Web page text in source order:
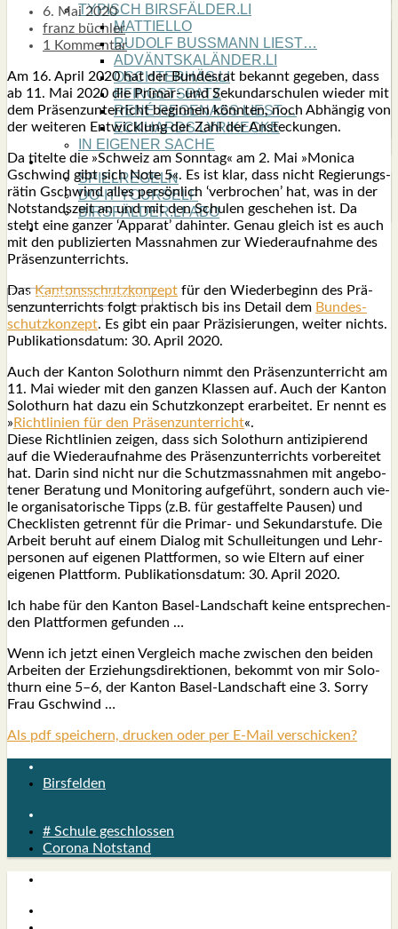
TYPISCH BIRSFÄLDER.LI
MATTIELLO
RUDOLF BUSS­MANN LIEST…
ADVÄNTSKALÄNDER.LI
OSCHTERHÄS.LI
PFINGST­SPATZ
RENÉ REGEN­ASS LIEST…
ECK­HARDS LYRIK­ECKE
IN EIGE­NER SACHE
SO GOOT’S
SPIEL­RE­GELN
DO-IT-YOUR­S­ELF
BIRSFÄLDER.LI-ABO
SHOUT­BOX
6. Mai 2020
franz büchler
1 Kommentar
Am 16. April 2020 hat der Bun­des­rat bekannt gege­ben, dass
ab 11. Mai 2020 die Pri­mar- und Sekun­dar­schu­len wie­der mit
dem Prä­senz­un­ter­richt begin­nen könn­ten, noch Abhän­gig von
der wei­te­ren Ent­wick­lung der Zahl der Anste­ckun­gen.
Da titel­te die »Schweiz am Sonn­tag« am 2. Mai »Moni­ca
Gschwind gibt sich Note 5«. Es ist klar, dass nicht Regie­rungs­
rä­tin Gschwind alles per­sön­lich ‘ver­bro­chen’ hat, was in der
Not­stands­zeit an und mit den Schu­len gesche­hen ist. Da
steht eine gan­zer ‘Appa­rat’ dahin­ter. Genau gleich ist es auch
mit den publi­zier­ten Mass­nah­men zur Wie­der­auf­nah­me des
Prä­senz­un­ter­richts.
DasKan­tons­schutz­kon­zept für den Wie­der­be­ginn des Prä­
senz­un­ter­richts folgt prak­tisch bis ins Detail dem Bun­des­
schutz­kon­zept. Es gibt ein paar Prä­zi­sie­run­gen, wei­ter nichts.
Publi­ka­ti­ons­da­tum: 30. April 2020.
Auch der Kan­ton Solo­thurn nimmt den Prä­senz­un­ter­richt am
11. Mai wie­der mit den gan­zen Klas­sen auf. Auch der Kan­ton
Solo­thurn hat dazu ein Schutz­kon­zept erar­bei­tet. Er nennt es
» Richt­li­ni­en für den Präsenzunterricht«.
Die­se Richt­li­ni­en zei­gen, dass sich Solo­thurn anti­zi­pie­rend
auf die Wie­der­auf­nah­me des Prä­senz­un­ter­richts vor­be­rei­tet
hat. Dar­in sind nicht nur die Schutz­mass­nah­men mit ange­bo­
te­ner Bera­tung und Moni­to­ring auf­ge­führt, son­dern auch vie­
le orga­ni­sa­to­ri­sche Tipps (z.B. für gestaf­fel­te Pau­sen) und
Check­lis­ten getrennt für die Pri­mar- und Sekun­dar­stu­fe. Die
Arbeit beruht auf einem Dia­log mit Schul­lei­tun­gen und Lehr­
per­so­nen auf eige­nen Platt­for­men, so wie Eltern auf einer
eige­nen Platt­form. Publi­ka­ti­ons­da­tum: 30. April 2020.
Ich habe für den Kan­ton Basel-Land­schaft kei­ne ent­spre­chen­
den Platt­for­men gefun­den …
Wenn ich jetzt einen Ver­gleich mache zwi­schen den bei­den
Arbei­ten der Erzie­hungs­di­rek­tio­nen, bekommt von mir Solo­
thurn eine 5–6, der Kan­ton Basel-Land­schaft eine 3. Sor­ry
Frau Gschwind …
Als pdf speichern, drucken oder per E-Mail verschicken?
Birsfelden
# Schule geschlossen
Corona Notstand